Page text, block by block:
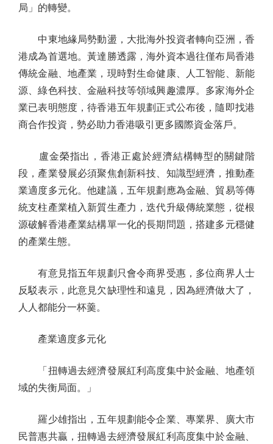
局」的轉變。
中東地緣局勢動盪，大批海外投資者轉向亞洲，香
港成為首選地。黃達勝透露，海外資本過往僅布局香港
傳統金融、地產業，現時對生命健康、人工智能、新能
源、綠色科技、金融科技等領域興趣濃厚。多家海外企
業已表明態度，待香港五年規劃正式公布後，隨即找港
商合作投資，勢必助力香港吸引更多國際資金落戶。
盧金榮指出，香港正處於經濟結構轉型的關鍵階
段，產業發展必須聚焦創新科技、知識型經濟，推動產
業適度多元化。他建議，五年規劃應為金融、貿易等傳
統支柱產業植入新質生產力，迭代升級傳統業態，從根
源破解香港產業結構單一化的長期問題，搭建多元穩健
的產業生態。
有意見指五年規劃只會令商界受惠，多位商界人士
反駁表示，此意見欠缺理性和遠見，因為經濟做大了，
人人都能分一杯羹。
產業適度多元化
「扭轉過去經濟發展紅利高度集中於金融、地產領
域的失衡局面。」
羅少雄指出，五年規劃能令企業、專業界、廣大市
民普惠共贏，扭轉過去經濟發展紅利高度集中於金融、